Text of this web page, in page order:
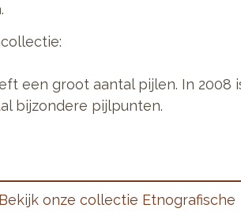
een groot aantal pijlen. In
bijzondere pijlpunten.
Bekijk onze collectie Etnografische